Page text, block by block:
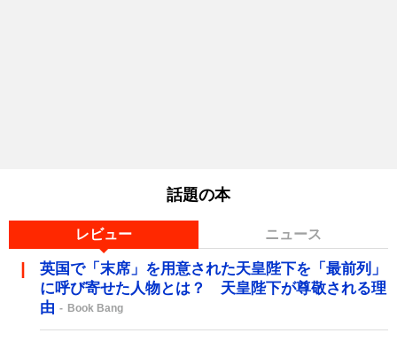
話題の本
レビュー ニュース
英国で「末席」を用意された天皇陛下を「最前列」
に呼び寄せた人物とは？ 天皇陛下が尊敬される理
由
Book Bang